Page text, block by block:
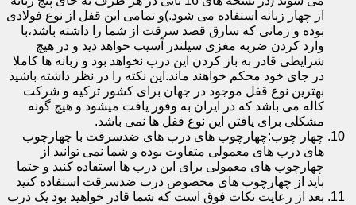
از چهار زبانه استفاده می شود.)و تمامی این قفل از نوع فولادی
بوده و زمانی که سارق قصد سرقت از شما را داشته باشد،با
وارد کردن ضربه مغزی سیلندر آسیب خواهد دید و در هیچ
شرایطی قادر به باز کردن این درب نخواهد بود و زبانه ها کاملا
در جای خود محکم خواهند ماند.این نکته را در نظر داشته باشید
بهترین نوع قفل موجود در جهان برای کشور ترکیه و شرکت
کاله می باشد که در ایران به وفور یافت میشود و هیچ گونه
مشکلی برای یافتن این نوع قفل ها نمی باشد.
چهار چوب:چهارچوب های درب های ضدسرقت با چهارچوب
های درب های معمولی متفاوت بوده و شما نمی توانید از
چهارچوب های معمولی برای این درب ها استفاده کنید و حتما
باید از چهارچوب های مخصوص درب ضدسرقت استفاده کنید
بعد از رعایت نکات فوق است که شما قادر خواهید بود یک درب